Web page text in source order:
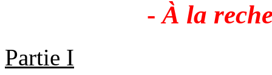
-À la
Partie I